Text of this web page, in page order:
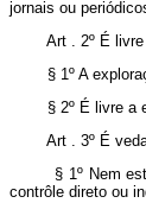
jornais ou
Art . 2º É livre a
§ 1º A
§ 2º É livre a
Art . 3º É
§ 1º Nem
contrôle direto ou